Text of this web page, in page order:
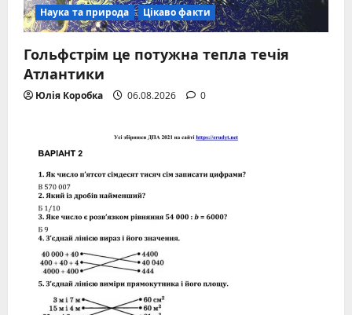
Наука та природа Цікаво факти
Гольфстрім це потужна тепла течія
Атлантики
Юлія Коробка 06.08.2026 0